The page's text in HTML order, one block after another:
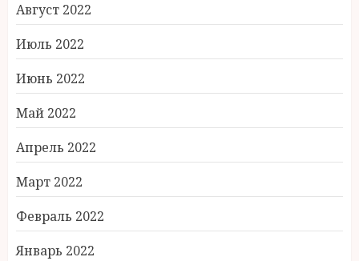
Август 2022
Июль 2022
Июнь 2022
Май 2022
Апрель 2022
Март 2022
Февраль 2022
Январь 2022